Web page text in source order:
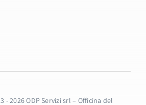
- 2026 ODP Servizi srl – Officina del